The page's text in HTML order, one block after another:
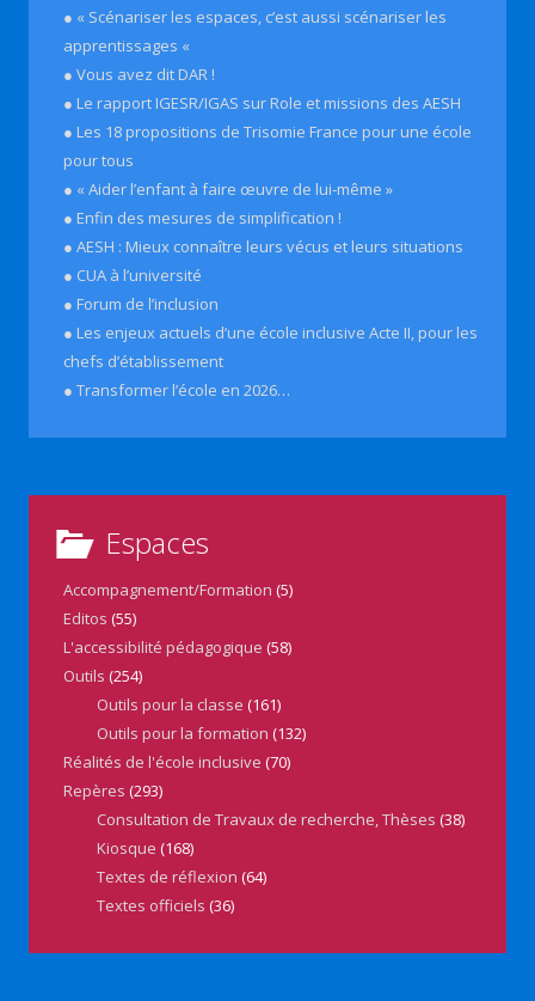
● « Scénariser les espaces, c’est aussi scénariser les
apprentissages «
● Vous avez dit DAR !
● Le rapport IGESR/IGAS sur Role et missions des AESH
● Les 18 propositions de Trisomie France pour une école
pour tous
● « Aider l’enfant à faire œuvre de lui-même »
● Enfin des mesures de simplification !
● AESH : Mieux connaître leurs vécus et leurs situations
● CUA à l’université
● Forum de l’inclusion
● Les enjeux actuels d’une école inclusive Acte II, pour les
chefs d’établissement
● Transformer l’école en 2026…
Espaces
Accompagnement/Formation (5)
Editos (55)
L'accessibilité pédagogique (58)
Outils (254)
Outils pour la classe (161)
Outils pour la formation (132)
Réalités de l'école inclusive (70)
Repères (293)
Consultation de Travaux de recherche, Thèses (38)
Kiosque (168)
Textes de réflexion (64)
Textes officiels (36)